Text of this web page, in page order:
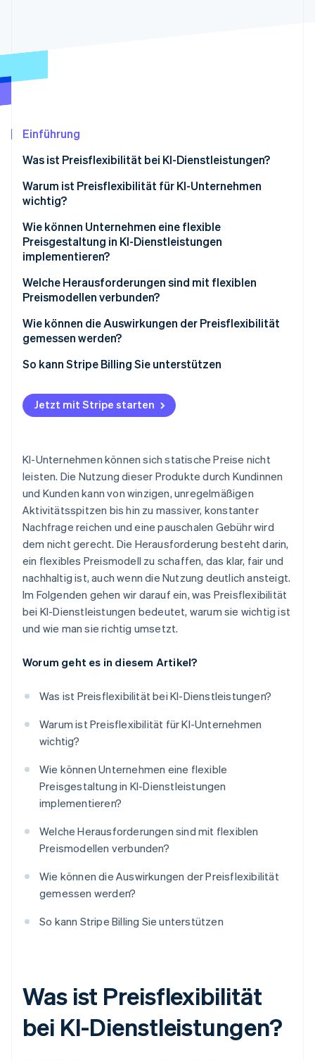
Stripe-Sessions 2026
Einführung
Was ist Preisflexibilität bei KI-Dienstleistungen?
Warum ist Preisflexibilität für KI-Unternehmen
wichtig?
Niedrige Einstiegshürde
Einfaches variables Kostenmanagement
Preis, der an den Kundennutzen gebunden ist
Mehr kundenspezifische Lösungen
Stärkere Kundenbeziehungen
Wie können Unternehmen eine flexible
Preisgestaltung in KI-Dienstleistungen
implementieren?
Staffelpreise
Kreditsysteme
Ergebnisbasierte Modelle
Welche Herausforderungen sind mit flexiblen
Preismodellen verbunden?
Auswahl einer Metrik
Unerwartet hohe Rechnungen
Infrastruktur zur Nachverfolgung
Umsatzvolatilität
Margendruck
Wie können die Auswirkungen der Preisflexibilität
gemessen werden?
So kann Stripe Billing Sie unterstützen
Jetzt mit Stripe starten
KI-Unternehmen können sich statische Preise nicht
leisten. Die Nutzung dieser Produkte durch Kundinnen
und Kunden kann von winzigen, unregelmäßigen
Aktivitätsspitzen bis hin zu massiver, konstanter
Nachfrage reichen und eine pauschalen Gebühr wird
dem nicht gerecht. Die Herausforderung besteht darin,
ein flexibles Preismodell zu schaffen, das klar, fair und
nachhaltig ist, auch wenn die Nutzung deutlich ansteigt.
Im Folgenden gehen wir darauf ein, was Preisflexibilität
bei KI-Dienstleistungen bedeutet, warum sie wichtig ist
und wie man sie richtig umsetzt.
Worum geht es in diesem Artikel?
Was ist Preisflexibilität bei KI-Dienstleistungen?
Warum ist Preisflexibilität für KI-Unternehmen
wichtig?
Wie können Unternehmen eine flexible
Preisgestaltung in KI-Dienstleistungen
implementieren?
Welche Herausforderungen sind mit flexiblen
Preismodellen verbunden?
Wie können die Auswirkungen der Preisflexibilität
gemessen werden?
So kann Stripe Billing Sie unterstützen
Was ist Preisflexibilität
bei KI-Dienstleistungen?